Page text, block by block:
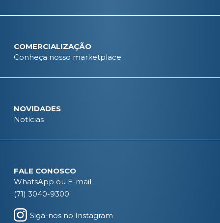
COMERCIALIZAÇÃO
Conheça nosso marketplace
NOVIDADES
Notícias
FALE CONOSCO
WhatsApp ou E-mail
(71) 3040-9300
Siga-nos no Instagram